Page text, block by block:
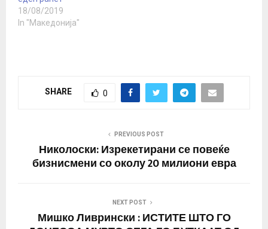
осомничениот напаѓач е
едно од овие…
18/08/2019
In "Македонија"
SHARE 0
PREVIOUS POST
Николоски: Изрекетирани се повеќе
бизнисмени со околу 20 милиони евра
NEXT POST
Мишко Ливрински : ИСТИТЕ ШТО ГО